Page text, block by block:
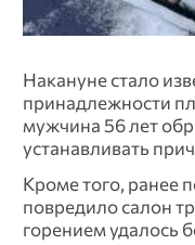
Накануне стало
принадлежности
мужчина 56 лет
устанавливать
Кроме того, ранее
повредило салон
горением удалось